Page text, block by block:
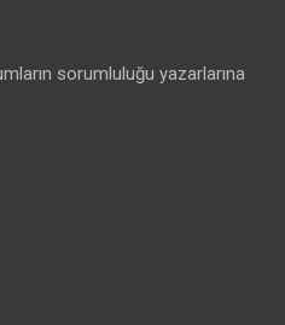
sorumluluğu yazarlarına